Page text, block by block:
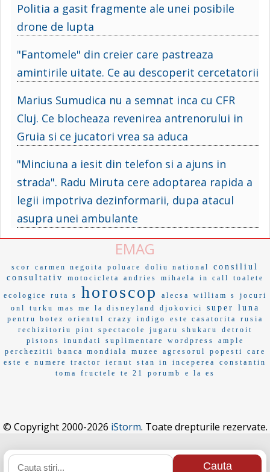
Politia a gasit fragmente ale unei posibile
drone de lupta
"Fantomele" din creier care pastreaza
amintirile uitate. Ce au descoperit cercetatorii
Marius Sumudica nu a semnat inca cu CFR
Cluj. Ce blocheaza revenirea antrenorului in
Gruia si ce jucatori vrea sa aduca
"Minciuna a iesit din telefon si a ajuns in
strada". Radu Miruta cere adoptarea rapida a
legii impotriva dezinformarii, dupa atacul
asupra unei ambulante
EMAG
scor carmen negoita poluare doliu national
consiliul
consultativ
motocicleta andries mihaela in call toalete
ecologice ruta s horoscop alecsa william s
jocuri
onl
turku mas me la disneyland djokovici super luna
pentru botez orientul crazy indigo este casatorita
rusia
rechizitoriu
pint spectacole jugaru shukaru
detroit
pistons
inundati suplimentare wordpress
ample
perchezitii
banca mondiala muzee agresorul popesti
care
este e
numere tractor iernut stan in inceperea
constantin
toma
fructele te 21 porumb e la es
© Copyright 2000-2026 iStorm. Toate drepturile rezervate.